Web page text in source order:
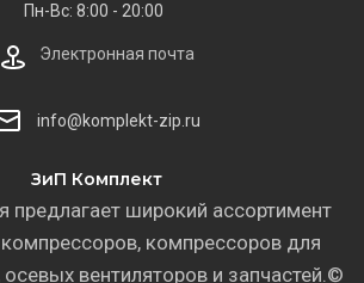
ЗиП Комплект
предлагает широкий ассортимент
компрессоров для
вентиляторов и запчастей.©
Пн-Вс: 8:00 - 20:00
Электронная почта
info@komplekt-zip.ru